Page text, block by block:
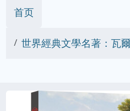
首页
世界經典文學名著：瓦